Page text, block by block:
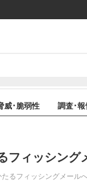
威･脆弱性 調査･報
フィッシング
るフィッシングメール